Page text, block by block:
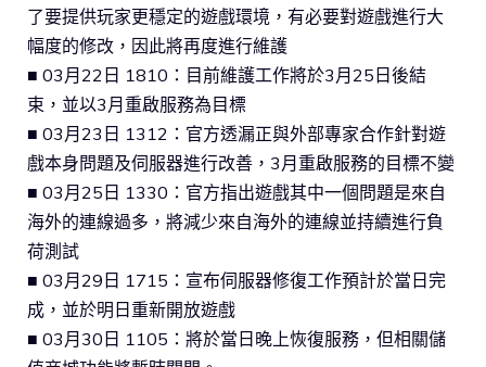
了要提供玩家更穩定的遊戲環境，有必要對遊戲進行大
幅度的修改，因此將再度進行維護
■ 03月22日 1810：目前維護工作將於3月25日後結
束，並以3月重啟服務為目標
■ 03月23日 1312：官方透漏正與外部專家合作針對遊
戲本身問題及伺服器進行改善，3月重啟服務的目標不變
■ 03月25日 1330：官方指出遊戲其中一個問題是來自
海外的連線過多，將減少來自海外的連線並持續進行負
荷測試
■ 03月29日 1715：宣布伺服器修復工作預計於當日完
成，並於明日重新開放遊戲
■ 03月30日 1105：將於當日晚上恢復服務，但相關儲